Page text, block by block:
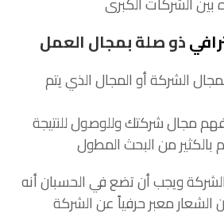
ذو صلة بمجال العمل
الشركة أو المجال الذي يتم
مجال شركتك وللوصول للنتيجة
بالكثير من البحث المطول
ويجب أن تضع في الحسبان أنه
الشعار معبر حرفياً عن الشركة